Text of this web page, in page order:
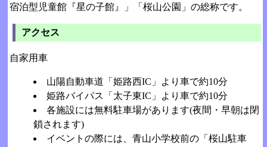
宿泊型児童館『星の子館』」「桜山公園」の総称です。
アクセス
自家用車
山陽自動車道「姫路西IC」より車で約10分
姫路バイパス「太子東IC」より車で約10分
各施設には無料駐車場があります(夜間・早朝は閉
鎖されます)
イベントの際には、青山小学校前の「桜山駐車